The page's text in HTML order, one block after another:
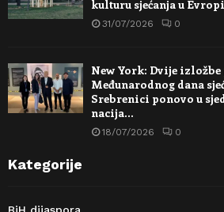
kulturu sjećanja u Evropi
31/07/2026 0
New York: Dvije
Međunarodnog dana
Srebrenici ponovo u
nacija…
18/07/2026 0
Kategorije